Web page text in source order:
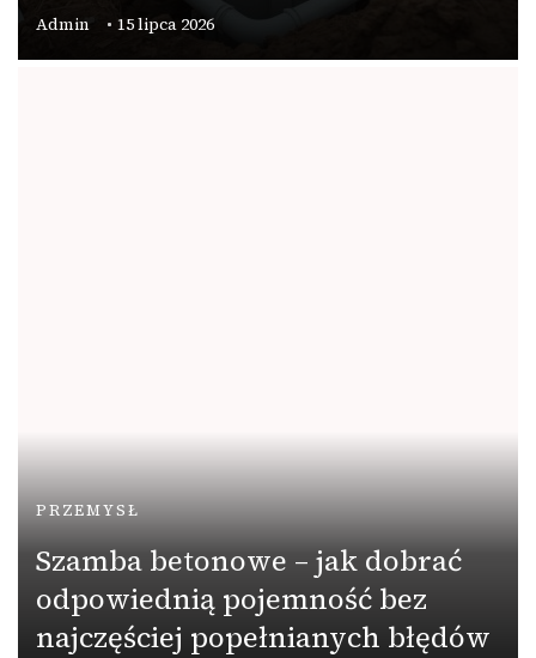
Admin 15 lipca 2026
PRZEMYSŁ
Szamba betonowe – jak dobrać
odpowiednią pojemność bez
najczęściej popełnianych błędów